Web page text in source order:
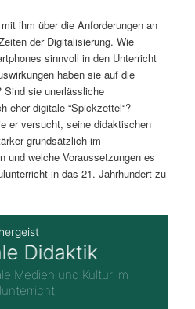
ihm über die Anforderungen an
der Digitalisierung. Wie
sinnvoll in den Unterricht
haben sie auf die
Sind sie unerlässliche
eher digitale “Spickzettel“?
er versucht, seine didaktischen
grundsätzlich im
und welche Voraussetzungen es
in das 21. Jahrhundert zu